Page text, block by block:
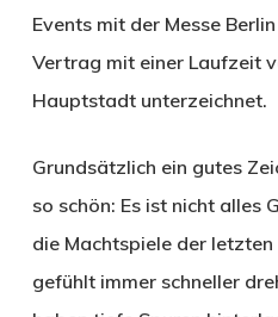
Events mit der Messe
Vertrag mit einer Laufzeit
Hauptstadt unterzeichnet.
Grundsätzlich ein gutes
so schön: Es ist nicht alles
die Machtspiele der
gefühlt immer schneller